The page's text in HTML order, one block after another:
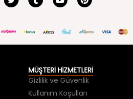
MÜŞTERİ HİZMETLERİ
Gizlilik ve Güvenlik
Kullanım Koşulları